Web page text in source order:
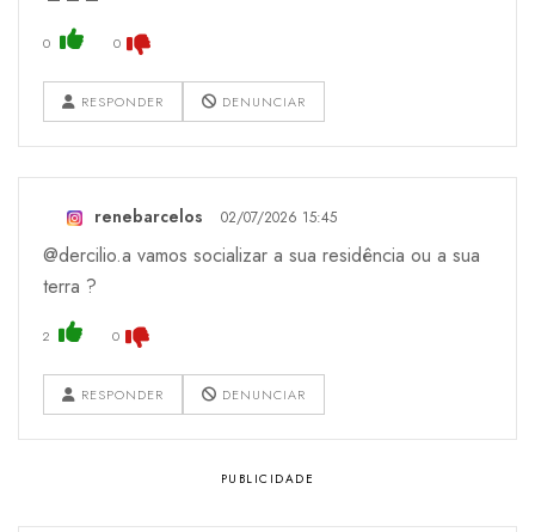
0 0
RESPONDER DENUNCIAR
renebarcelos 02/07/2026 15:45
@dercilio.a vamos socializar a sua residência ou a sua
terra ?
2 0
RESPONDER DENUNCIAR